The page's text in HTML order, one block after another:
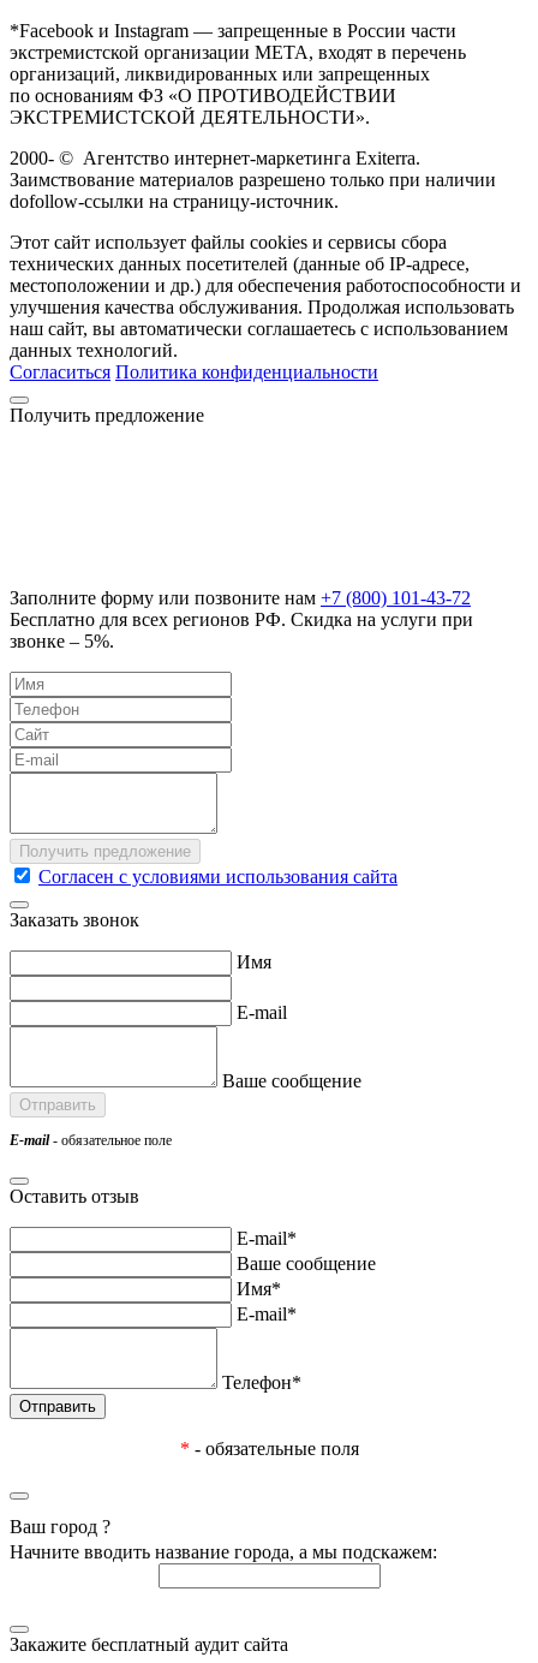
*Facebook и Instagram — запрещенные в России части
экстремистской организации META, входят в перечень
организаций, ликвидированных или запрещенных
по основаниям ФЗ «О ПРОТИВОДЕЙСТВИИ
ЭКСТРЕМИСТСКОЙ ДЕЯТЕЛЬНОСТИ».
2000- © Агентство интернет-маркетинга Exiterra.
Заимствование материалов разрешено только при наличии
dofollow-ссылки на страницу-источник.
Этот сайт использует файлы cookies и сервисы сбора
технических данных посетителей (данные об IP-адресе,
местоположении и др.) для обеспечения работоспособности и
улучшения качества обслуживания. Продолжая использовать
наш сайт, вы автоматически соглашаетесь с использованием
данных технологий.
Согласиться Политика конфиденциальности
Получить предложение
Заполните форму или позвоните нам +7 (800) 101-43-72
Бесплатно для всех регионов РФ. Скидка на услуги при
звонке – 5%.
Согласен с условиями использования сайта
Заказать звонок
Имя
E-mail
Ваше сообщение
E-mail- обязательное поле
Оставить отзыв
E-mail*
Ваше сообщение
Имя*
E-mail*
Телефон*
* - обязательные поля
Ваш город ?
Начните вводить название города, а мы подскажем:
Закажите бесплатный аудит сайта